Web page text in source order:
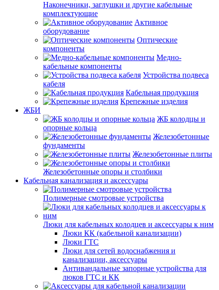
Наконечники, заглушки и другие кабельные
комплектующие
Активное
оборудование
Оптические
компоненты
Медно-
кабельные компоненты
Устройства подвеса
кабеля
Кабельная продукция
Крепежные изделия
ЖБИ
ЖБ колодцы и
опорные кольца
Железобетонные
фундаменты
Железобетонные плиты
Железобетонные опоры и столбики
Кабельная канализация и аксессуары
Полимерные смотровые устройства
Люки для кабельных колодцев и аксессуары к ним
Люки КК (кабельной канализации)
Люки ГТС
Люки для сетей водоснабжения и
канализации, аксессуары
Антивандальные запорные устройства для
люков ГТС и КК